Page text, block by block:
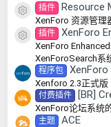
资源图标
插件 Resource
XenForo 资源管理
资源图标
插件 XenForo
XenForo
XenForoSearch系
程序包 XenForo
Xenforo 2.3正式版
付费插件 [BR]
XenForo论坛系统
主题 ACE